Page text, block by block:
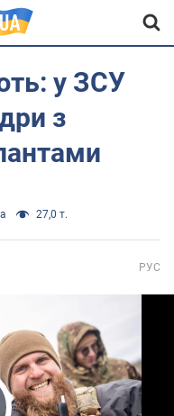
у ЗСУ
з
27,0 т.
РУС